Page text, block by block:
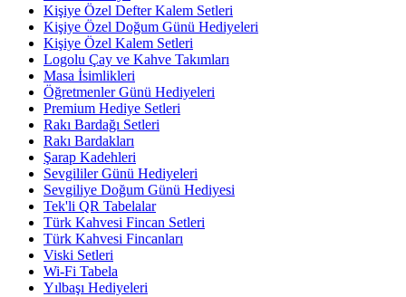
Kişiye Özel Defter Kalem Setleri
Kişiye Özel Doğum Günü Hediyeleri
Kişiye Özel Kalem Setleri
Logolu Çay ve Kahve Takımları
Masa İsimlikleri
Öğretmenler Günü Hediyeleri
Premium Hediye Setleri
Rakı Bardağı Setleri
Rakı Bardakları
Şarap Kadehleri
Sevgililer Günü Hediyeleri
Sevgiliye Doğum Günü Hediyesi
Tek'li QR Tabelalar
Türk Kahvesi Fincan Setleri
Türk Kahvesi Fincanları
Viski Setleri
Wi-Fi Tabela
Yılbaşı Hediyeleri